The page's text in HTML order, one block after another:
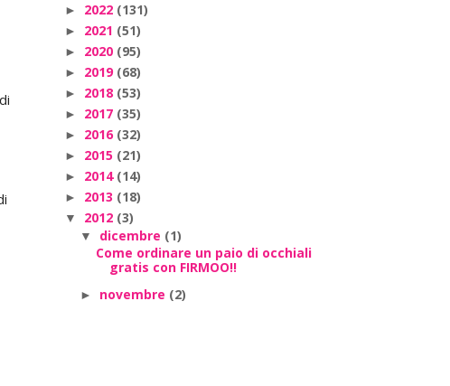
► 2022 (131)
► 2021 (51)
► 2020 (95)
► 2019 (68)
► 2018 (53)
► 2017 (35)
► 2016 (32)
► 2015 (21)
► 2014 (14)
► 2013 (18)
▼ 2012 (3)
▼ dicembre (1)
Come ordinare un paio di occhiali
gratis con FIRMOO!!
► novembre (2)